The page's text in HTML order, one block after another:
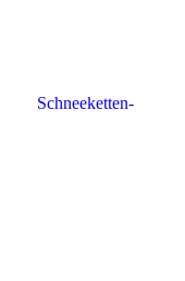
Schneeketten-